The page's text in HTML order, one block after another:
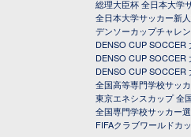
総理大臣杯 全日本大学
全日本大学サッカー新
デンソーカップチャレ
DENSO CUP SOCCER
DENSO CUP SOCCER
DENSO CUP SOCCER
全国高等専門学校サッ
東京エネシスカップ 全
全国専門学校サッカー
FIFAクラブワールドカ